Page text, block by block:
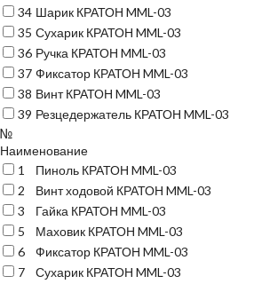
34 Шарик КРАТОН MML-03
35 Сухарик КРАТОН MML-03
36 Ручка КРАТОН MML-03
37 Фиксатор КРАТОН MML-03
38 Винт КРАТОН MML-03
39 Резцедержатель КРАТОН MML-03
№
Наименование
1
Пиноль КРАТОН MML-03
2
Винт ходовой КРАТОН MML-03
3
Гайка КРАТОН MML-03
5
Маховик КРАТОН MML-03
6
Фиксатор КРАТОН MML-03
7
Сухарик КРАТОН MML-03